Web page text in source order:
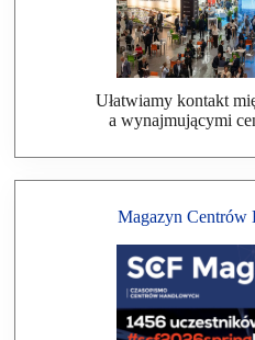
Ułatwiamy kontakt
a wynajmującymi
Magazyn Centrów